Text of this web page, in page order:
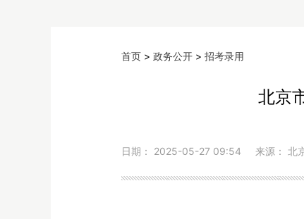
首页 > 政务公开 > 招考录用
北京
日期： 2025-05-27 09:54 来源： 北